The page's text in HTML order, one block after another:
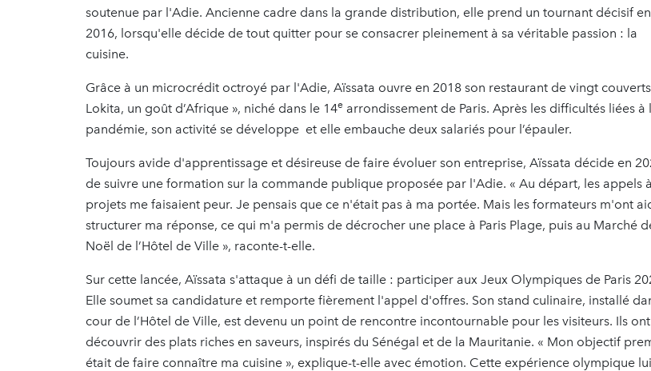
soutenue par l'Adie. Ancienne cadre dans la grande distribution, elle prend un tournant décisif en
2016, lorsqu'elle décide de tout quitter pour se consacrer pleinement à sa véritable passion : la
cuisine.
Grâce à un microcrédit octroyé par l'Adie, Aïssata ouvre en 2018 son restaurant de vingt
Lokita, un goût d’Afrique », niché dans le 14e arrondissement de Paris. Après les difficultés liées à
pandémie, son activité se développe et elle embauche deux salariés pour l’épauler.
Toujours avide d'apprentissage et désireuse de faire évoluer son entreprise, Aïssata décide en
de suivre une formation sur la commande publique proposée par l'Adie. « Au départ, les appels à
projets me faisaient peur. Je pensais que ce n'était pas à ma portée. Mais les formateurs m'ont
structurer ma réponse, ce qui m'a permis de décrocher une place à Paris Plage, puis au Marché
Noël de l’Hôtel de Ville », raconte-t-elle.
Sur cette lancée, Aïssata s'attaque à un défi de taille : participer aux Jeux Olympiques de Paris
Elle soumet sa candidature et remporte fièrement l'appel d'offres. Son stand culinaire, installé
cour de l’Hôtel de Ville, est devenu un point de rencontre incontournable pour les visiteurs. Ils
découvrir des plats riches en saveurs, inspirés du Sénégal et de la Mauritanie. « Mon objectif
était de faire connaître ma cuisine », explique-t-elle avec émotion. Cette expérience olympique